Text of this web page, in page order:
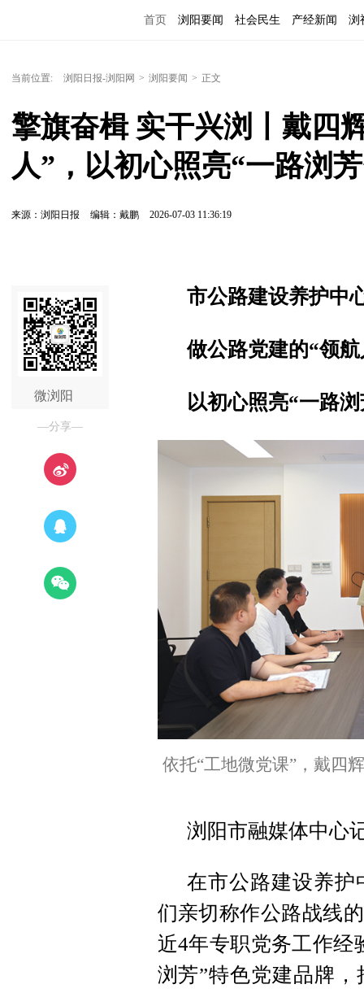
首页 浏阳要闻 社会民生 产经新闻 浏
当前位置: 浏阳日报-浏阳网 > 浏阳要闻 > 正文
擎旗奋楫 实干兴浏丨戴四
人”，以初心照亮“一路浏
来源：浏阳日报 编辑：戴鹏 2026-07-03 11:36:19
微浏阳
—分享—
市公路建设养护中
做公路党建的“领航
以初心照亮“一路浏
依托“工地微党课”，戴四
浏阳市融媒体中心
在市公路建设养护
们亲切称作公路战线
近4年专职党务工作经
浏芳”特色党建品牌